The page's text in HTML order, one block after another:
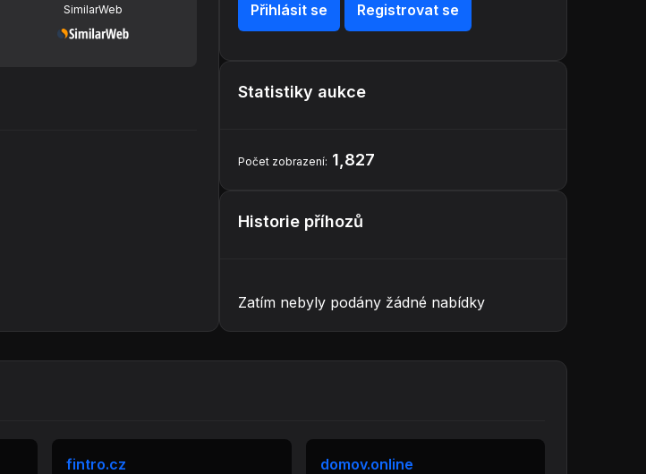
SimilarWeb Přihlásit se Registrovat se
Statistiky aukce
Počet zobrazení: 1,827
Historie příhozů
Zatím nebyly podány žádné nabídky
fintro.cz domov.online